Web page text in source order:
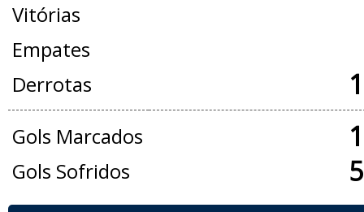
Vitórias
Empates
Derrotas
Gols Marcados
Gols Sofridos